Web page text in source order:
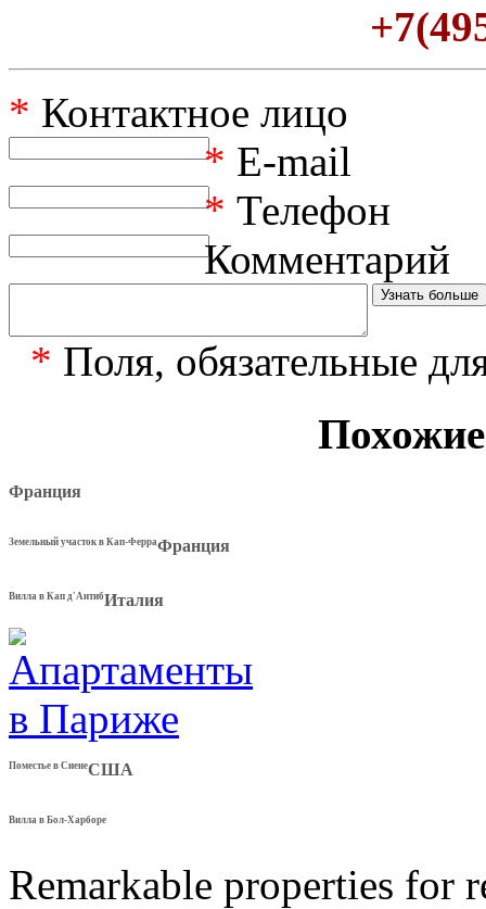
* Контактное лицо
* E-mail
* Телефон
Комментарий
* Поля, обязательные
Франция
Земельный участок в Кап-ФерраФранция
Вилла в Кап д'АнтибИталия
Поместье в СиенеСША
Вилла в Бол-Харборе
Remarkable properties for